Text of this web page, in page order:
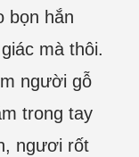
bọn hắn
mà thôi.
người gỗ
trong tay
ngươi rốt